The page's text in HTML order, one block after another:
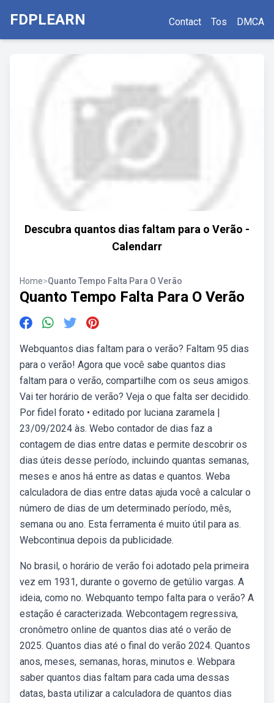
FDPLEARN Contact Tos DMCA
Descubra quantos dias faltam para o Verão -
Calendarr
Home>Quanto Tempo Falta Para O Verão
Quanto Tempo Falta Para O Verão
Webquantos dias faltam para o verão? Faltam 95 dias
para o verão! Agora que você sabe quantos dias
faltam para o verão, compartilhe com os seus amigos.
Vai ter horário de verão? Veja o que falta ser decidido.
Por fidel forato • editado por luciana zaramela |
23/09/2024 às. Webo contador de dias faz a
contagem de dias entre datas e permite descobrir os
dias úteis desse período, incluindo quantas semanas,
meses e anos há entre as datas e quantos. Weba
calculadora de dias entre datas ajuda você a calcular o
número de dias de um determinado período, mês,
semana ou ano. Esta ferramenta é muito útil para as.
Webcontinua depois da publicidade.
No brasil, o horário de verão foi adotado pela primeira
vez em 1931, durante o governo de getúlio vargas. A
ideia, como no. Webquanto tempo falta para o verão? A
estação é caracterizada. Webcontagem regressiva,
cronômetro online de quantos dias até o verão de
2025. Quantos dias até o final do verão 2024. Quantos
anos, meses, semanas, horas, minutos e. Webpara
saber quantos dias faltam para cada uma dessas
datas, basta utilizar a calculadora de quantos dias